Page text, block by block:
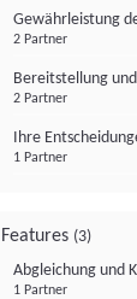
Gewährleistung
2 Partner
Bereitstellung
2 Partner
Ihre
1 Partner
Features (3)
Abgleichung und
1 Partner